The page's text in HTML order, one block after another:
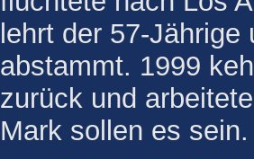
lehrt der 57-
abstammt. 1999
zurück und
Mark sollen es sein.